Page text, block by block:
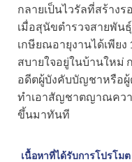
กลายเป็นไวรัลที่สร้าง
เมื่อสุนัขตำรวจสายพัน
เกษียณอายุงานได้เพีย
สบายใจอยู่ในบ้านใหม่
อดีตผู้บังคับบัญชาหรือผู้
ทำเอาสัญชาตญาณคว
ขึ้นมาทันที